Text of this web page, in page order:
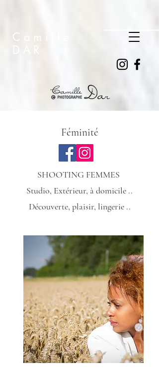
Camille
DAR
Féminité
SHOOTING FEMMES ​
Studio, Extérieur, à domicile ..
Découverte, plaisir, lingerie ..